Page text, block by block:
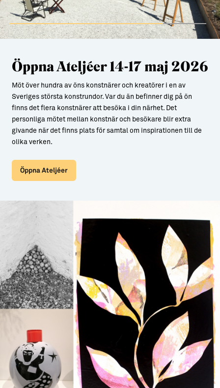
Öppna Ateljéer 14-17 maj 2026
Möt över hundra av öns konstnärer och kreatörer i en av
Sveriges största konstrundor. Var du än befinner dig på ön
finns det flera konstnärer att besöka i din närhet. Det
personliga mötet mellan konstnär och besökare blir extra
givande när det finns plats för samtal om inspirationen till de
olika verken.
Öppna Ateljéer